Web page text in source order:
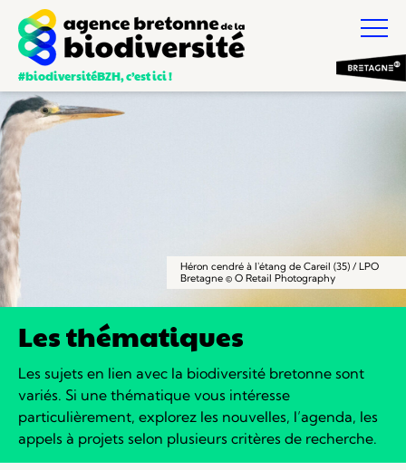
#biodiversitéBZH, c’est ici !
Héron cendré à l'étang de Careil (35) / LPO
Bretagne © O Retail Photography
Les thématiques
Les sujets en lien avec la biodiversité bretonne sont
variés. Si une thématique vous intéresse
particulièrement, explorez les nouvelles, l’agenda, les
appels à projets selon plusieurs critères de recherche.